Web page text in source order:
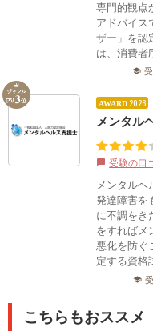
専門的観点
アドバイス
ザー」を認
は、消費者
school
AWARD 2026
メンタル
chat_bubble 受験の口
メンタルヘ
発達障害を
に不調をき
をすればメ
悪化を防ぐ
定する資格
school
こちらもおススメ